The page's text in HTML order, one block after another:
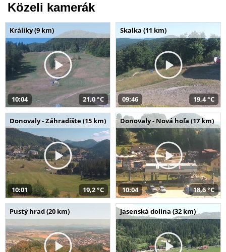
Közeli kamerák
Králiky (9 km)
10:04 21,0 °C
Skalka (11 km)
09:46 19,4 °C
Donovaly - Záhradište (15 km)
10:01 19,2 °C
Donovaly - Nová hoľa (17 km)
10:04 18,6 °C
Pustý hrad (20 km) Jasenská dolina (32 km)